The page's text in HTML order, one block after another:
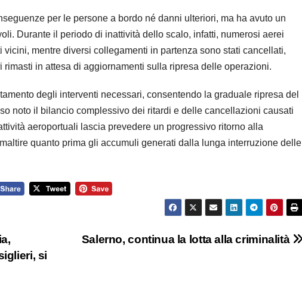
per le persone a bordo né danni ulteriori, ma ha avuto un
Durante il periodo di inattività dello scalo, infatti, numerosi aerei
mentre diversi collegamenti in partenza sono stati cancellati,
in attesa di aggiornamenti sulla ripresa delle operazioni.
degli interventi necessari, consentendo la graduale ripresa del
noto il bilancio complessivo dei ritardi e delle cancellazioni causati
aeroportuali lascia prevedere un progressivo ritorno alla
quanto prima gli accumuli generati dalla lunga interruzione delle
Salerno, continua la lotta alla criminalità
si